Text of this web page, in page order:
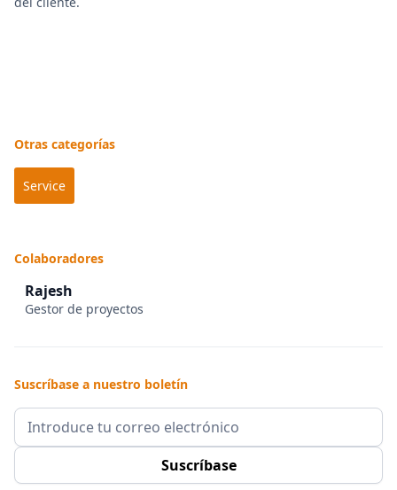
Otras categorías
Service
Colaboradores
Rajesh
Gestor de proyectos
Suscríbase a nuestro boletín